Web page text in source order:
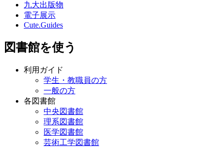
九大出版物
電子展示
Cute.Guides
図書館を使う
利用ガイド
学生・教職員の方
一般の方
各図書館
中央図書館
理系図書館
医学図書館
芸術工学図書館